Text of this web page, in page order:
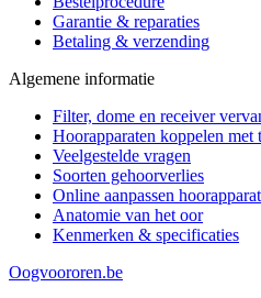
Garantie & reparaties
Betaling & verzending
Algemene informatie
Filter, dome en receiver
Hoorapparaten koppelen met
Veelgestelde vragen
Soorten gehoorverlies
Online aanpassen
Anatomie van het oor
Kenmerken & specificaties
Oogvoororen.be